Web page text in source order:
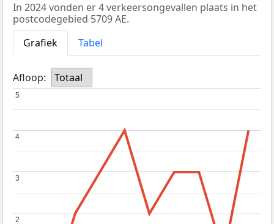
In 2024 vonden er 4 verkeersongevallen plaats in het
postcodegebied 5709 AE.
Grafiek
Tabel
Afloop: Totaal
2
2
3
3
4
4
5
5